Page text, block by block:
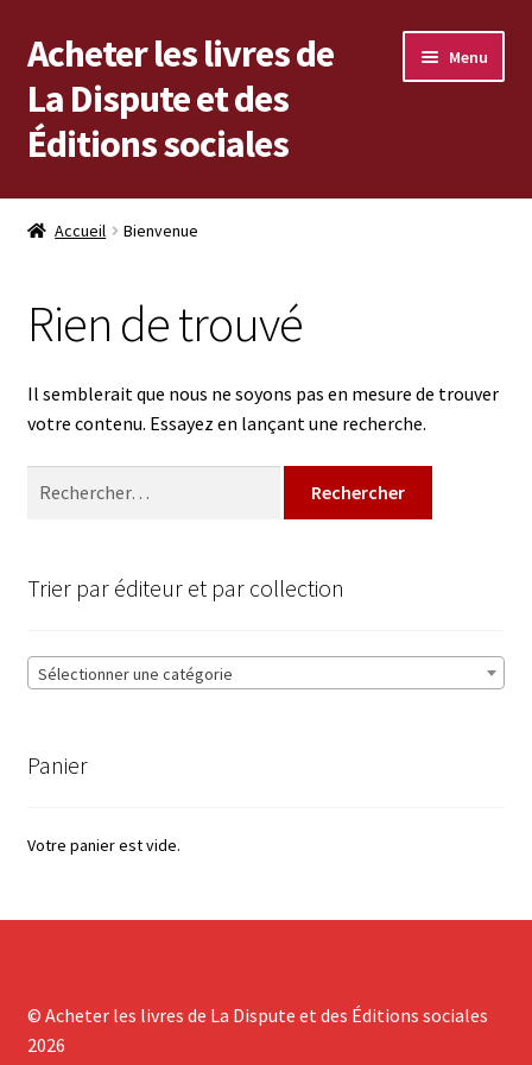
Aller
à
la
navigation
Aller
au
contenu
Acheter les livres de
La Dispute et des
Éditions sociales
Menu
Les livres en vente
Vous cherchez un livre ?
Vers les Éditions sociales
Accueil Bienvenue
Rien de trouvé
Il semblerait que nous ne soyons pas en mesure de trouver
votre contenu. Essayez en lançant une recherche.
Trier par éditeur et par collection
Sélectionner une catégorie
Panier
Votre panier est vide.
© Acheter les livres de La Dispute et des Éditions sociales
2026